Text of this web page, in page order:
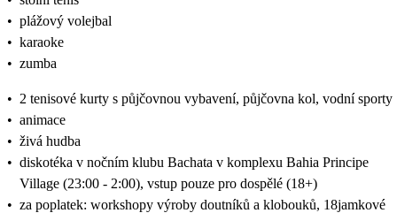
• plážový volejbal
• karaoke
• zumba
• 2 tenisové kurty s půjčovnou vybavení, půjčovna kol, vodní sporty
• animace
• živá hudba
• diskotéka v nočním klubu Bachata v komplexu Bahia Principe
Village (23:00 - 2:00), vstup pouze pro dospělé (18+)
• za poplatek: workshopy výroby doutníků a klobouků, 18jamkové